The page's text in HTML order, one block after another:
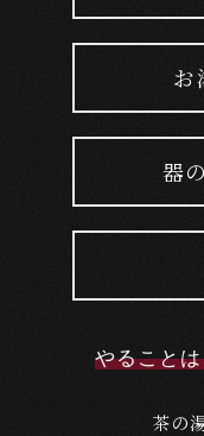
お
器
やること
茶の